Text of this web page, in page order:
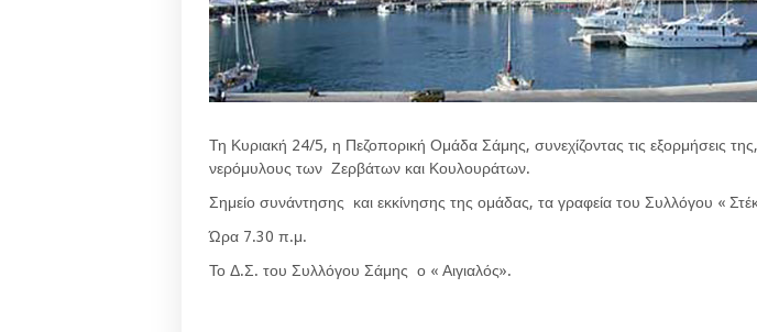
Τη Κυριακή 24/5, η Πεζοπορική Ομάδα Σάμης, συνεχίζοντας τις εξορμήσεις
νερόμυλους των Ζερβάτων και Κουλουράτων.
Σημείο συνάντησης και εκκίνησης της ομάδας, τα γραφεία του Συλλόγου «
Ώρα 7.30 π.μ.
Το Δ.Σ. του Συλλόγου Σάμης ο « Αιγιαλός».